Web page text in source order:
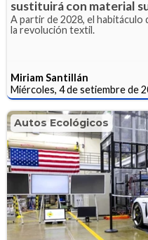
sustituirá con material
A partir de 2028, el habitáculo
la revolución textil.
Miriam Santillán
Miércoles, 4 de setiembre de
Autos Ecológicos